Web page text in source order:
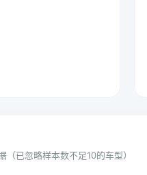
（已忽略样本数不足10的车型）